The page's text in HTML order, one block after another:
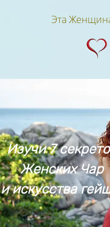
Эта
Изучи 7
Женских Чар
и искусства